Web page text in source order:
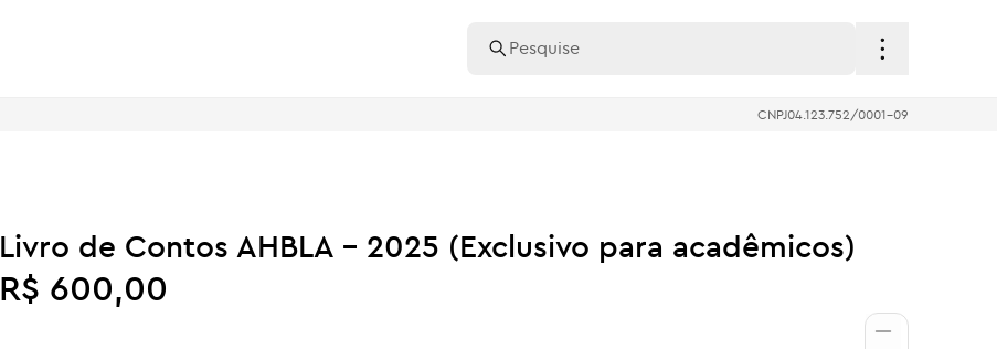
CNPJ04.123.752/0001-09
Livro de Contos AHBLA - 2025 (Exclusivo para acadêmicos)
R$ 600,00